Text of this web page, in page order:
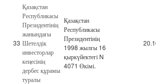
33
Қазақстан
Республикасы
Президентінің
жанындағы
Шетелдік
инвесторлар
кеңесінің
дербес құрамы
туралы
Қазақстан
Республикасы
Президентінің
1998 жылғы 16
қыркүйектегі N
4071 Өкімі.